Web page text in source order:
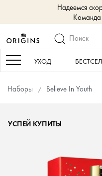
Надеемся
Navigation
УХОД
Наборы Believe In Youth
УСПЕЙ КУПИТЬ!